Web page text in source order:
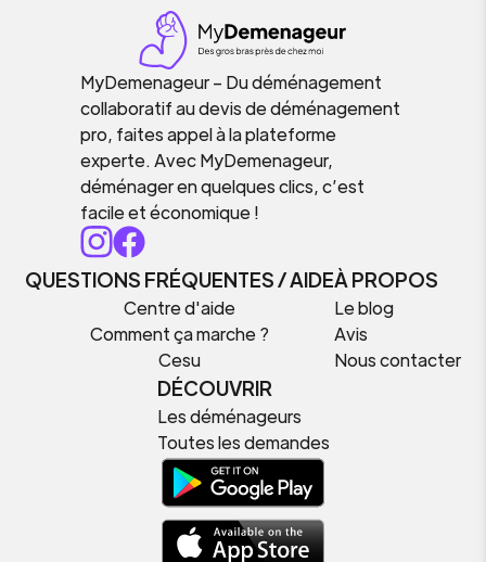
MyDemenageur – Du déménagement
collaboratif au devis de déménagement
pro, faites appel à la plateforme
experte. Avec MyDemenageur,
déménager en quelques clics, c’est
facile et économique !
QUESTIONS FRÉQUENTES / AIDE
Centre d'aide
Comment ça marche ?
Cesu
À PROPOS
Le blog
Avis
Nous contacter
DÉCOUVRIR
Les déménageurs
Toutes les demandes